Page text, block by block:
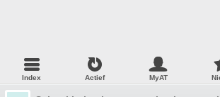
Index Actief MyAT